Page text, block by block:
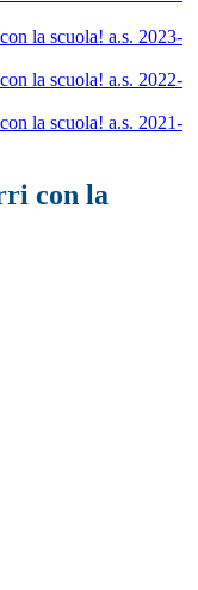
la scuola! a.s. 2023-
la scuola! a.s. 2022-
la scuola! a.s. 2021-
con la